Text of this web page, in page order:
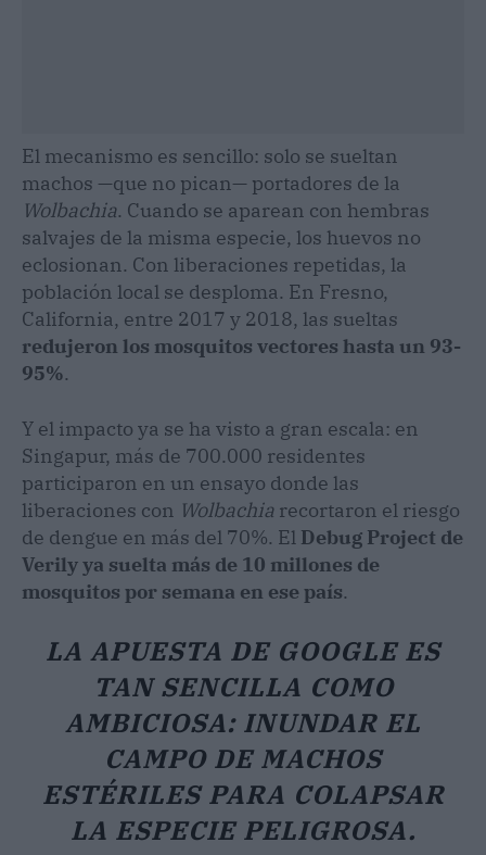
El mecanismo es sencillo: solo se sueltan
machos —que no pican— portadores de la
Wolbachia. Cuando se aparean con hembras
salvajes de la misma especie, los huevos no
eclosionan. Con liberaciones repetidas, la
población local se desploma. En Fresno,
California, entre 2017 y 2018, las sueltas
redujeron los mosquitos vectores hasta un 93-
95%.
Y el impacto ya se ha visto a gran escala: en
Singapur, más de 700.000 residentes
participaron en un ensayo donde las
liberaciones con Wolbachia recortaron el riesgo
de dengue en más del 70%. El Debug Project de
Verily ya suelta más de 10 millones de
mosquitos por semana en ese país.
LA APUESTA DE GOOGLE ES
TAN SENCILLA COMO
AMBICIOSA: INUNDAR EL
CAMPO DE MACHOS
ESTÉRILES PARA COLAPSAR
LA ESPECIE PELIGROSA.